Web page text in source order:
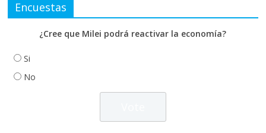
Encuestas
¿Cree que Milei podrá reactivar la economía?
Si
No